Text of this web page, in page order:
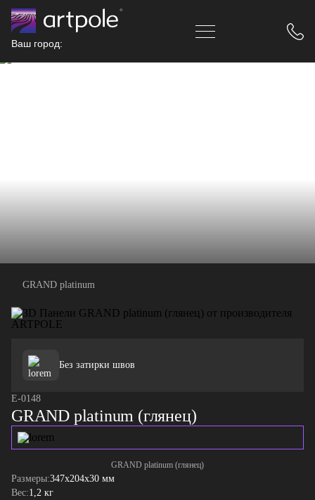
Ваш город:
GRAND platinum
Без затирки швов
E-0148
GRAND platinum (глянец)
GRAND platinum (глянец)
Размеры:347x204x30 мм
Вес:1,2 кг